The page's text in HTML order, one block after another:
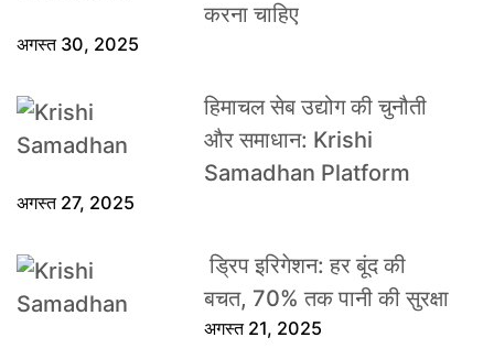
करना चाहिए
अगस्त 30, 2025
हिमाचल सेब उद्योग की चुनौती
और समाधान: Krishi
Samadhan Platform
अगस्त 27, 2025
ड्रिप इरिगेशन: हर बूंद की
बचत, 70% तक पानी की सुरक्षा
अगस्त 21, 2025